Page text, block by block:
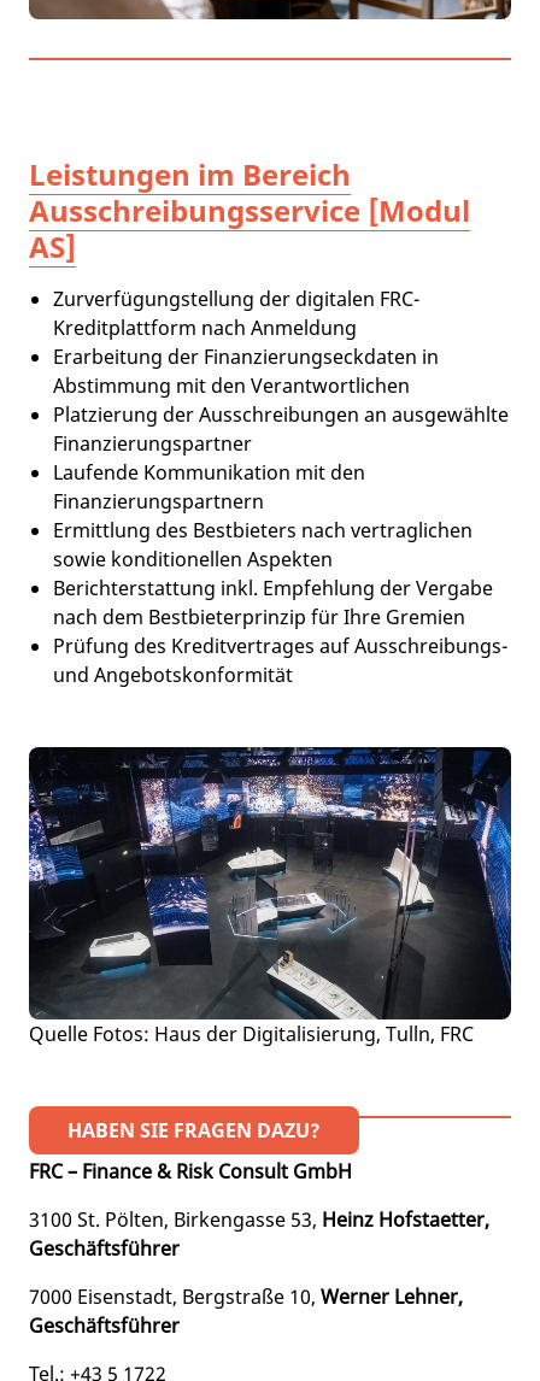
Leistungen im Bereich
Ausschreibungsservice [Modul
AS]
Zurverfügungstellung der digitalen FRC-
Kreditplattform nach Anmeldung
Erarbeitung der Finanzierungseckdaten in
Abstimmung mit den Verantwortlichen
Platzierung der Ausschreibungen an ausgewählte
Finanzierungspartner
Laufende Kommunikation mit den
Finanzierungspartnern
Ermittlung des Bestbieters nach vertraglichen
sowie konditionellen Aspekten
Berichterstattung inkl. Empfehlung der Vergabe
nach dem Bestbieterprinzip für Ihre Gremien
Prüfung des Kreditvertrages auf Ausschreibungs-
und Angebotskonformität
Quelle Fotos: Haus der Digitalisierung, Tulln, FRC
HABEN SIE FRAGEN DAZU?
FRC – Finance & Risk Consult GmbH
3100 St. Pölten, Birkengasse 53, Heinz Hofstaetter,
Geschäftsführer
7000 Eisenstadt, Bergstraße 10, Werner Lehner,
Geschäftsführer
Tel.: +43 5 1722